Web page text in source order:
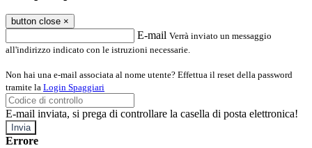
button close ×
E-mail Verrà inviato un messaggio
all'indirizzo indicato con le istruzioni necessarie.
Non hai una e-mail associata al nome utente? Effettua il reset della password
tramite la Login Spaggiari
E-mail inviata, si prega di controllare la casella di posta elettronica!
Errore